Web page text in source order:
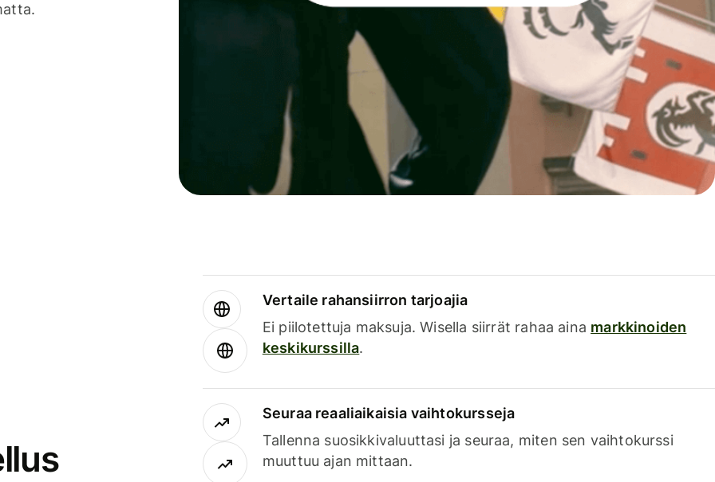
Vertaile rahansiirron tarjoajia
Ei piilotettuja maksuja. Wisella siirrät rahaa aina markkinoiden
keskikurssilla.
Seuraa reaaliaikaisia vaihtokursseja
Tallenna suosikkivaluuttasi ja seuraa, miten sen vaihtokurssi
muuttuu ajan mittaan.